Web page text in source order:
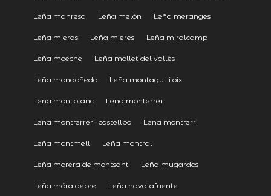
Leña manresa Leña melón Leña meranges
Leña mieras Leña mieres Leña miralcamp
Leña moeche Leña mollet del vallès
Leña mondoñedo Leña montagut i oix
Leña montblanc Leña monterrei
Leña montferrer i castellbò Leña montferri
Leña montmell Leña montral
Leña morera de montsant Leña mugardos
Leña móra debre Leña navalafuente